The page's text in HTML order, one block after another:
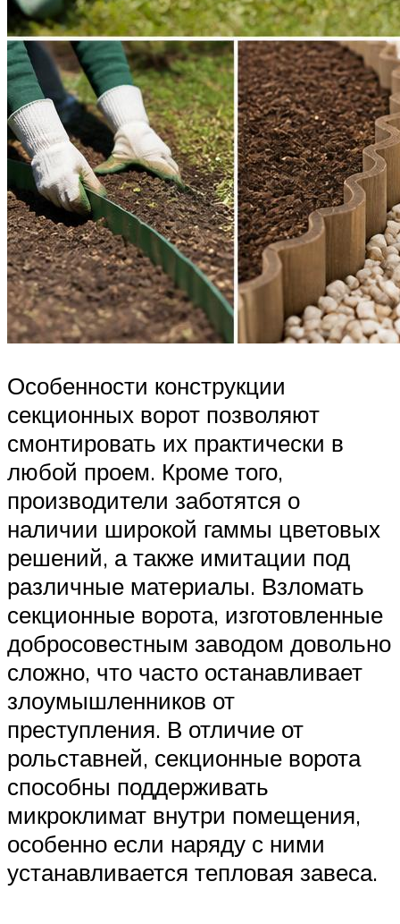
Особенности конструкции
секционных ворот позволяют
смонтировать их практически в
любой проем. Кроме того,
производители заботятся о
наличии широкой гаммы цветовых
решений, а также имитации под
различные материалы. Взломать
секционные ворота, изготовленные
добросовестным заводом довольно
сложно, что часто останавливает
злоумышленников от
преступления. В отличие от
рольставней, секционные ворота
способны поддерживать
микроклимат внутри помещения,
особенно если наряду с ними
устанавливается тепловая завеса.